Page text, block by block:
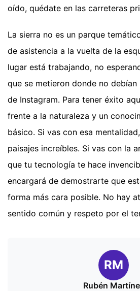
oído, quédate en las carreteras
La sierra no es un parque
de asistencia a la vuelta de la
lugar está trabajando, no
que se metieron donde no
de Instagram. Para tener éxito
frente a la naturaleza y un
básico. Si vas con esa
paisajes increíbles. Si vas con la
que tu tecnología te hace
encargará de demostrarte que
forma más cara posible. No hay
sentido común y respeto por el
RM
Rubén